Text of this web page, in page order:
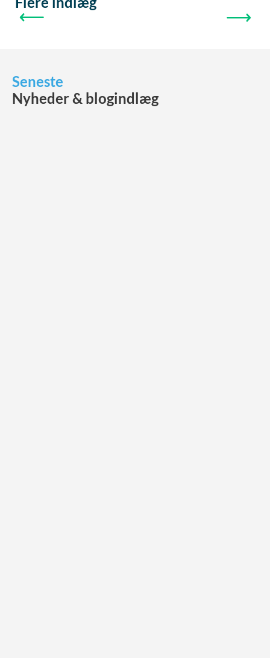
Seneste
Nyheder & blogindlæg